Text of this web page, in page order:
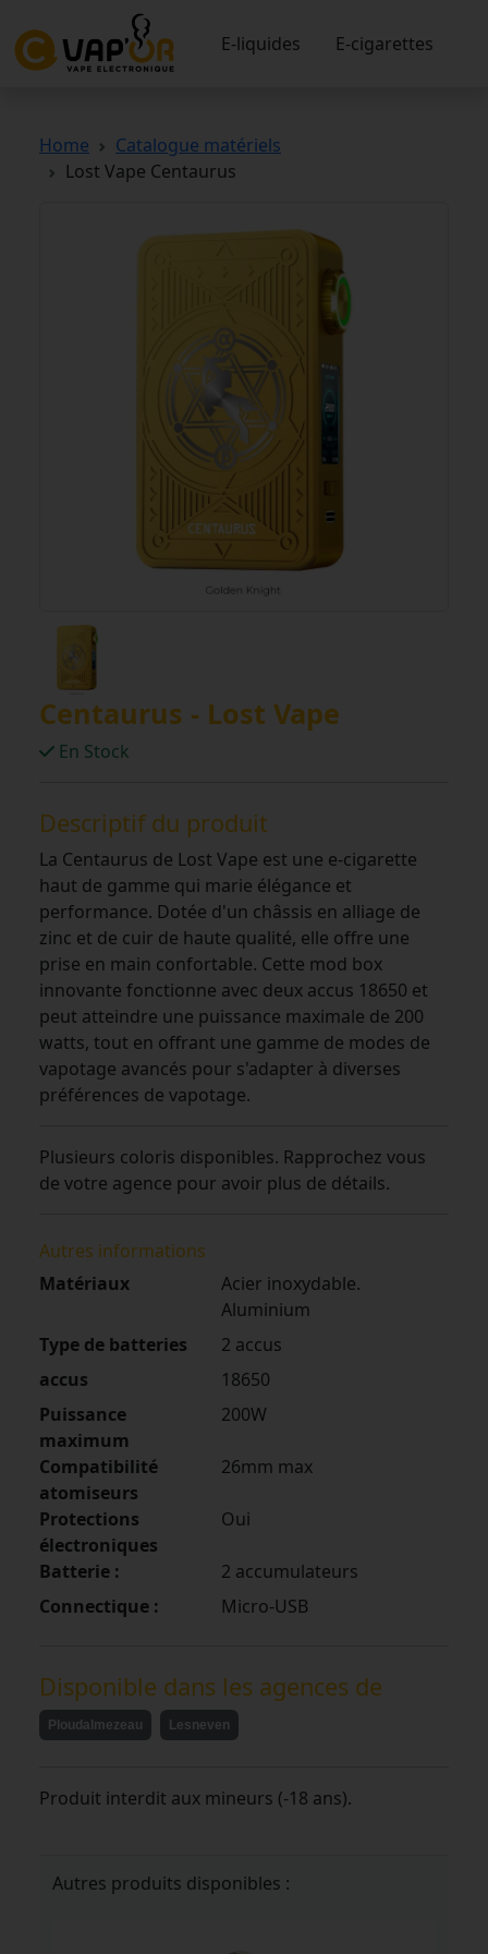
E-liquides E-cigarettes
Home
Catalogue matériels
Lost Vape Centaurus
Centaurus - Lost Vape
En Stock
Descriptif du produit
La Centaurus de Lost Vape est une e-cigarette
haut de gamme qui marie élégance et
performance. Dotée d'un châssis en alliage de
zinc et de cuir de haute qualité, elle offre une
prise en main confortable. Cette mod box
innovante fonctionne avec deux accus 18650 et
peut atteindre une puissance maximale de 200
watts, tout en offrant une gamme de modes de
vapotage avancés pour s'adapter à diverses
préférences de vapotage.
Plusieurs coloris disponibles. Rapprochez vous
de votre agence pour avoir plus de détails.
Autres informations
Matériaux
Acier inoxydable.
Aluminium
Type de batteries
2 accus
accus
18650
Puissance
maximum
200W
Compatibilité
atomiseurs
26mm max
Protections
électroniques
Oui
Batterie :
2 accumulateurs
Connectique :
Micro-USB
Disponible dans les agences de
Ploudalmezeau Lesneven
Produit interdit aux mineurs (-18 ans).
Autres produits disponibles :